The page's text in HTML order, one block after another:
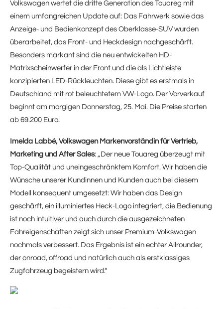
Volkswagen wertet die dritte Generation des Touareg mit
einem umfangreichen Update auf: Das Fahrwerk sowie das
Anzeige- und Bedienkonzept des Oberklasse-SUV wurden
überarbeitet, das Front- und Heckdesign nachgeschärft.
Besonders markant sind die neu entwickelten HD-
Matrixscheinwerfer in der Front und die als Lichtleiste
konzipierten LED-Rückleuchten. Diese gibt es erstmals in
Deutschland mit rot beleuchtetem VW-Logo. Der Vorverkauf
beginnt am morgigen Donnerstag, 25. Mai. Die Preise starten
ab 69.200 Euro.
Imelda Labbé, Volkswagen Markenvorständin für Vertrieb,
Marketing und After Sales: „Der neue Touareg überzeugt mit
Top-Qualität und uneingeschränktem Komfort. Wir haben die
Wünsche unserer Kundinnen und Kunden auch bei diesem
Modell konsequent umgesetzt: Wir haben das Design
geschärft, ein illuminiertes Heck-Logo integriert, die Bedienung
ist noch intuitiver und auch durch die ausgezeichneten
Fahreigenschaften zeigt sich unser Premium-Volkswagen
nochmals verbessert. Das Ergebnis ist ein echter Allrounder,
der onroad, offroad und natürlich auch als erstklassiges
Zugfahrzeug begeistern wird.“